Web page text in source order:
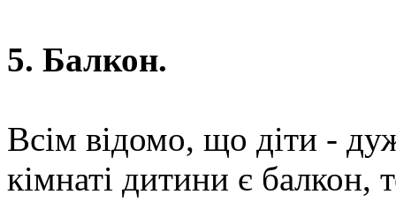
5. Балкон.
Всім відомо, що діти -
кімнаті дитини є балкон,